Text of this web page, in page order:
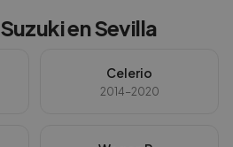
SuzukienSevilla
Celerio
2014-2020